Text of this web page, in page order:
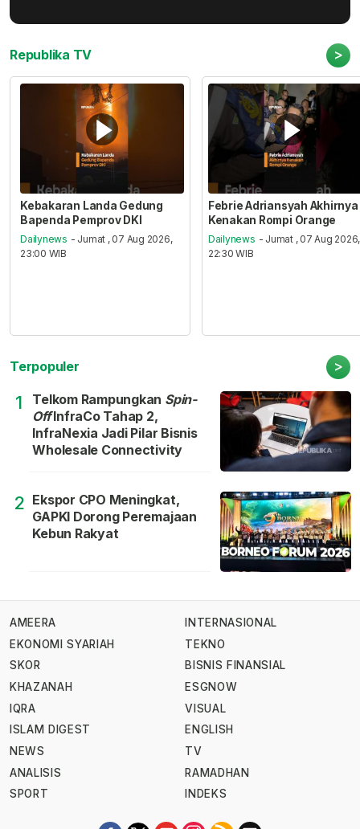
Republika TV >
Kebakaran Landa Gedung
Bapenda Pemprov DKI
Dailynews - Jumat , 07 Aug 2026,
23:00 WIB
Febrie Adriansyah Akhirnya
Kenakan Rompi Orange
Dailynews - Jumat , 07 Aug 2026,
22:30 WIB
Terpopuler >
1 Telkom Rampungkan Spin-
OffInfraCo Tahap 2,
InfraNexia Jadi Pilar Bisnis
Wholesale Connectivity
2 Ekspor CPO Meningkat,
GAPKI Dorong Peremajaan
Kebun Rakyat
AMEERA
EKONOMI SYARIAH
SKOR
KHAZANAH
IQRA
ISLAM DIGEST
NEWS
ANALISIS
SPORT
INTERNASIONAL
TEKNO
BISNIS FINANSIAL
ESGNOW
VISUAL
ENGLISH
TV
RAMADHAN
INDEKS